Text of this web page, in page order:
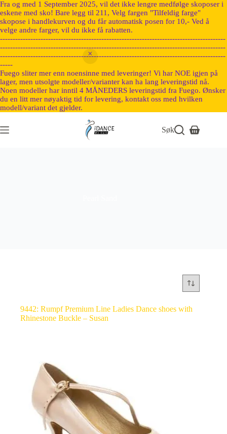
Fra og med 1 September 2025, vil det ikke lengre medfølge skoposer i
eskene med sko! Bare legg til 211, Velg fargen "Tilfeldig farge"
skopose i handlekurven og du får automatisk posen for 10,- Ved å
velge andre farger, vil du ikke få rabatten.
-----------------------------------------------------------------------------------------
-----------------------------------------------------------------------------------------
-----------------------------------------------------------------------------------------
-----
Fuego sliter mer enn noensinne med leveringer! Vi har NOE igjen på
lager, men utsolgte modeller/varianter kan ha lang leveringstid nå.
Noen modeller har inntil 4 MÅNEDERS leveringstid fra Fuego. Ønsker
du en litt mer nøyaktig tid for levering, kontakt oss med hvilken
modell/variant det gjelder.
Søk
9442: Rumpf Premium Line Ladies Dance shoes with
Rhinestone Buckle – Susan